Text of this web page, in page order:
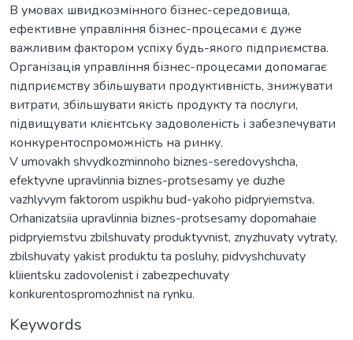
В умовах швидкозмінного бізнес-середовища,
ефективне управління бізнес-процесами є дуже
важливим фактором успіху будь-якого підприємства.
Організація управління бізнес-процесами допомагає
підприємству збільшувати продуктивність, знижувати
витрати, збільшувати якість продукту та послуги,
підвищувати клієнтську задоволеність і забезпечувати
конкурентоспроможність на ринку.
V umovakh shvydkozminnoho biznes-seredovyshcha,
efektyvne upravlinnia biznes-protsesamy ye duzhe
vazhlyvym faktorom uspikhu bud-yakoho pidpryiemstva.
Orhanizatsiia upravlinnia biznes-protsesamy dopomahaie
pidpryiemstvu zbilshuvaty produktyvnist, znyzhuvaty vytraty,
zbilshuvaty yakist produktu ta posluhy, pidvyshchuvaty
kliientsku zadovolenist i zabezpechuvaty
konkurentospromozhnist na rynku.
Keywords